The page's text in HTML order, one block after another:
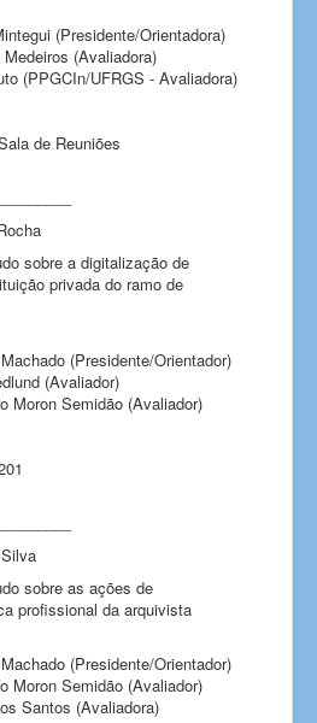
(Presidente/Orientadora)
(Avaliadora)
(PPGCIn/UFRGS - Avaliadora)
de Reuniões
sobre a digitalização de
privada do ramo de
(Presidente/Orientador)
(Avaliador)
Moron Semidão (Avaliador)
sobre as ações de
profissional da arquivista
(Presidente/Orientador)
Moron Semidão (Avaliador)
Santos (Avaliadora)